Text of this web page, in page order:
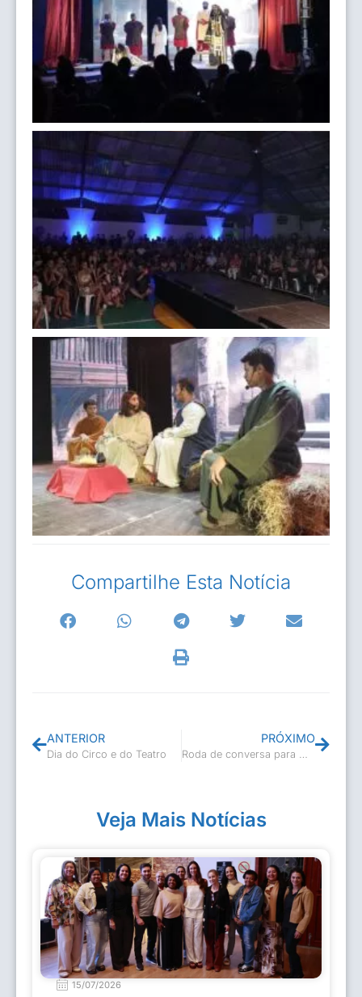
Compartilhe Esta Notícia
ANTERIOR
Dia do Circo e do Teatro
PRÓXIMO
Veja Mais Notícias
15/07/2026